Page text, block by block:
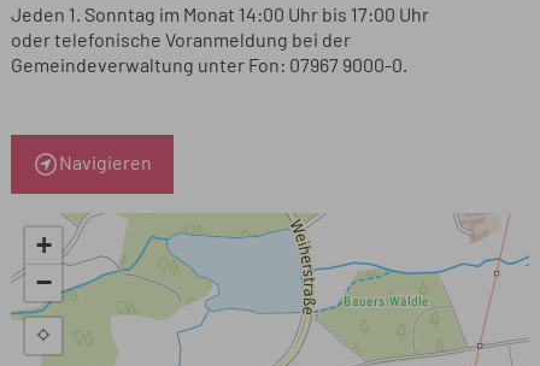
Jeden 1. Sonntag im Monat 14:00 Uhr bis 17:00 Uhr
oder telefonische Voranmeldung bei der
Gemeindeverwaltung unter Fon: 07967 9000-0.
Navigieren